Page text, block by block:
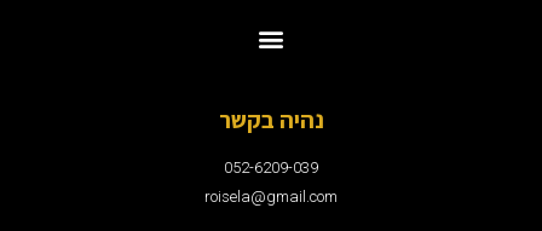
נהיה בקשר
052-6209-039
roisela@gmail.com